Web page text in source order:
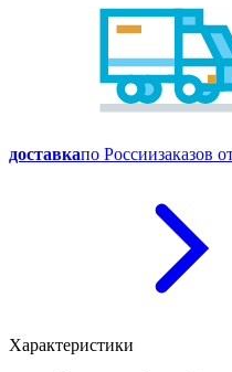
доставкапо Россиизаказов
Характеристики